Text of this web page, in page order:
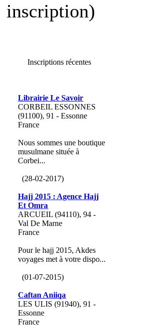
inscription)
Inscriptions récentes
Librairie Le Savoir
CORBEIL ESSONNES
(91100), 91 - Essonne
France
Nous sommes une boutique
musulmane située à
Corbei...
(28-02-2017)
Hajj 2015 : Agence Hajj
Et Omra
ARCUEIL (94110), 94 -
Val De Marne
France
Pour le hajj 2015, Akdes
voyages met à votre dispo...
(01-07-2015)
Caftan Aniiqa
LES ULIS (91940), 91 -
Essonne
France